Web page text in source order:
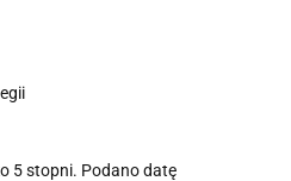
5 stopni. Podano datę